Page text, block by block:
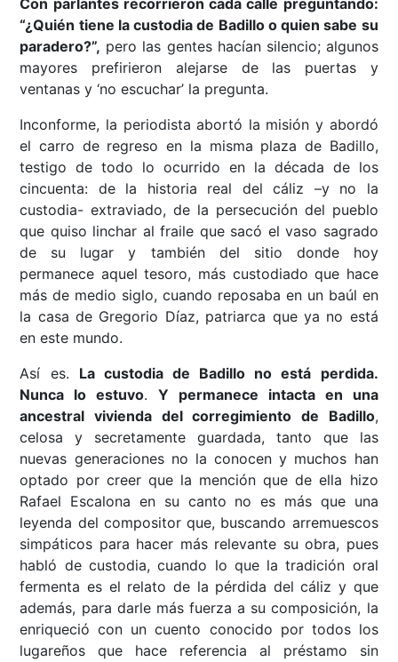
Con parlantes recorrieron cada calle preguntando:
“¿Quién tiene la custodia de Badillo o quien sabe su
paradero?”, pero las gentes hacían silencio; algunos
mayores prefirieron alejarse de las puertas y
ventanas y ‘no escuchar’ la pregunta.
Inconforme, la periodista abortó la misión y abordó
el carro de regreso en la misma plaza de Badillo,
testigo de todo lo ocurrido en la década de los
cincuenta: de la historia real del cáliz –y no la
custodia- extraviado, de la persecución del pueblo
que quiso linchar al fraile que sacó el vaso sagrado
de su lugar y también del sitio donde hoy
permanece aquel tesoro, más custodiado que hace
más de medio siglo, cuando reposaba en un baúl en
la casa de Gregorio Díaz, patriarca que ya no está
en este mundo.
Así es. La custodia de Badillo no está perdida.
Nunca lo estuvo.Y permanece intacta en una
ancestral vivienda del corregimiento de Badillo,
celosa y secretamente guardada, tanto que las
nuevas generaciones no la conocen y muchos han
optado por creer que la mención que de ella hizo
Rafael Escalona en su canto no es más que una
leyenda del compositor que, buscando arremuescos
simpáticos para hacer más relevante su obra, pues
habló de custodia, cuando lo que la tradición oral
fermenta es el relato de la pérdida del cáliz y que
además, para darle más fuerza a su composición, la
enriqueció con un cuento conocido por todos los
lugareños que hace referencia al préstamo sin